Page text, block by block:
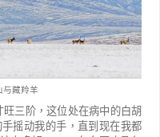
与藏羚羊
三阶，这位处在病中的白胡
摇动我的手，直到现在我都